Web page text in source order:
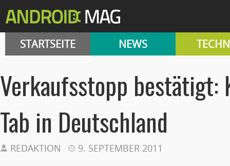
STARTSEITE NEWS
Verkaufsstopp bestätigt:
Tab in Deutschland
REDAKTION 9. SEPTEMBER 2011